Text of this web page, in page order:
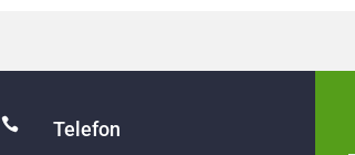
 Telefon